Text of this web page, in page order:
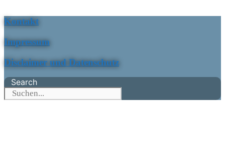
Kontakt
Impressum
Disclaimer und Datenschutz
Search